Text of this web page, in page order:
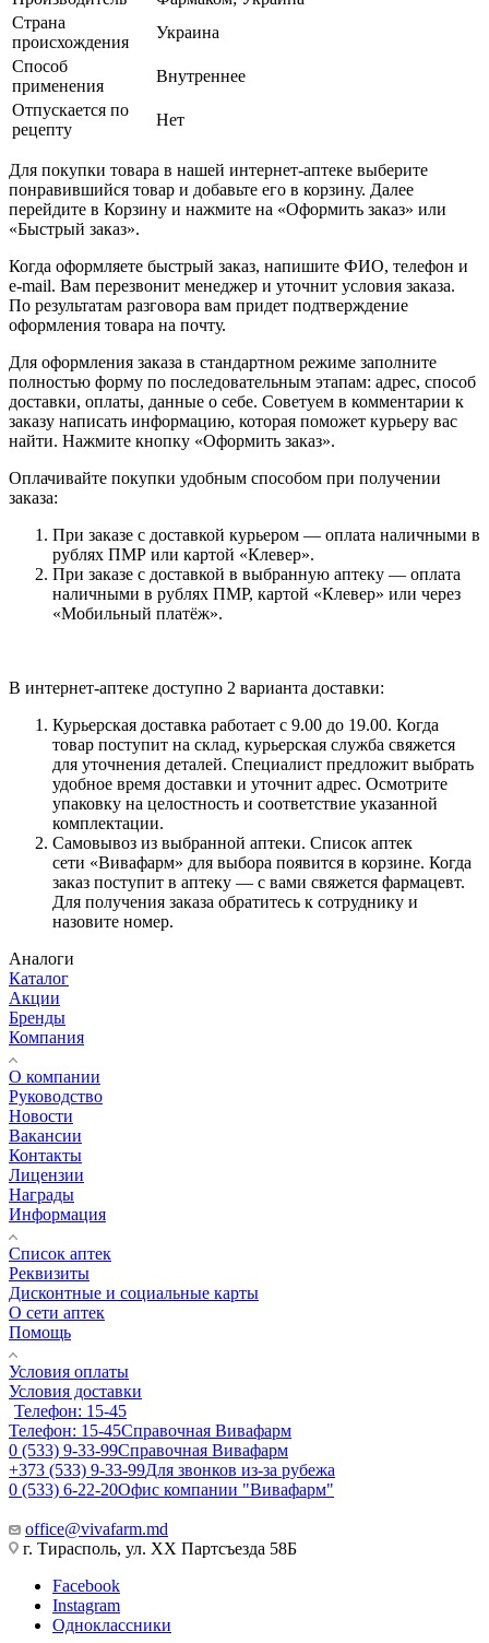
Страна
происхождения
Украина
Способ
применения
Внутреннее
Отпускается по
рецепту
Нет
Для покупки товара в нашей интернет-аптеке выберите
понравившийся товар и добавьте его в корзину. Далее
перейдите в Корзину и нажмите на «Оформить заказ» или
«Быстрый заказ».
Когда оформляете быстрый заказ, напишите ФИО, телефон и
e-mail. Вам перезвонит менеджер и уточнит условия заказа.
По результатам разговора вам придет подтверждение
оформления товара на почту.
Для оформления заказа в стандартном режиме заполните
полностью форму по последовательным этапам: адрес, способ
доставки, оплаты, данные о себе. Советуем в комментарии к
заказу написать информацию, которая поможет курьеру вас
найти. Нажмите кнопку «Оформить заказ».
Оплачивайте покупки удобным способом при получении
заказа:
При заказе с доставкой курьером — оплата наличными в
рублях ПМР или картой «Клевер».
При заказе с доставкой в выбранную аптеку — оплата
наличными в рублях ПМР, картой «Клевер» или через
«Мобильный платёж».
В интернет-аптеке доступно 2 варианта доставки:
Курьерская доставка работает с 9.00 до 19.00. Когда
товар поступит на склад, курьерская служба свяжется
для уточнения деталей. Специалист предложит выбрать
удобное время доставки и уточнит адрес. Осмотрите
упаковку на целостность и соответствие указанной
комплектации.
Самовывоз из выбранной аптеки. Список аптек
сети «Вивафарм» для выбора появится в корзине. Когда
заказ поступит в аптеку — с вами свяжется фармацевт.
Для получения заказа обратитесь к сотруднику и
назовите номер.
Аналоги
Каталог
Акции
Бренды
Компания
О компании
Руководство
Новости
Вакансии
Контакты
Лицензии
Награды
Информация
Список аптек
Реквизиты
Дисконтные и социальные карты
О сети аптек
Помощь
Условия оплаты
Условия доставки
Телефон: 15-45
Телефон: 15-45Справочная Вивафарм
0 (533) 9-33-99Справочная Вивафарм
+373 (533) 9-33-99Для звонков из-за рубежа
0 (533) 6-22-20Офис компании "Вивафарм"
office@vivafarm.md
г. Тирасполь, ул. ХХ Партсъезда 58Б
Facebook
Instagram
Одноклассники